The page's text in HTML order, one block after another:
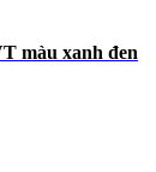
màu xanh đen